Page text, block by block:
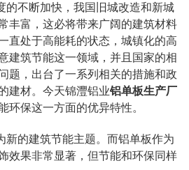
的不断加快，我国旧城改造和新城
丰富，这必将带来广阔的建筑材料
直处于高能耗的状态，城镇化的高
建筑节能这一领域，并且国家的相
题，出台了一系列相关的措施和政
建材。今天锦灃铝业铝单板生产厂
环保这一方面的优异特性。
新的建筑节能主题。而铝单板作为
效果非常显著，但节能和环保同样